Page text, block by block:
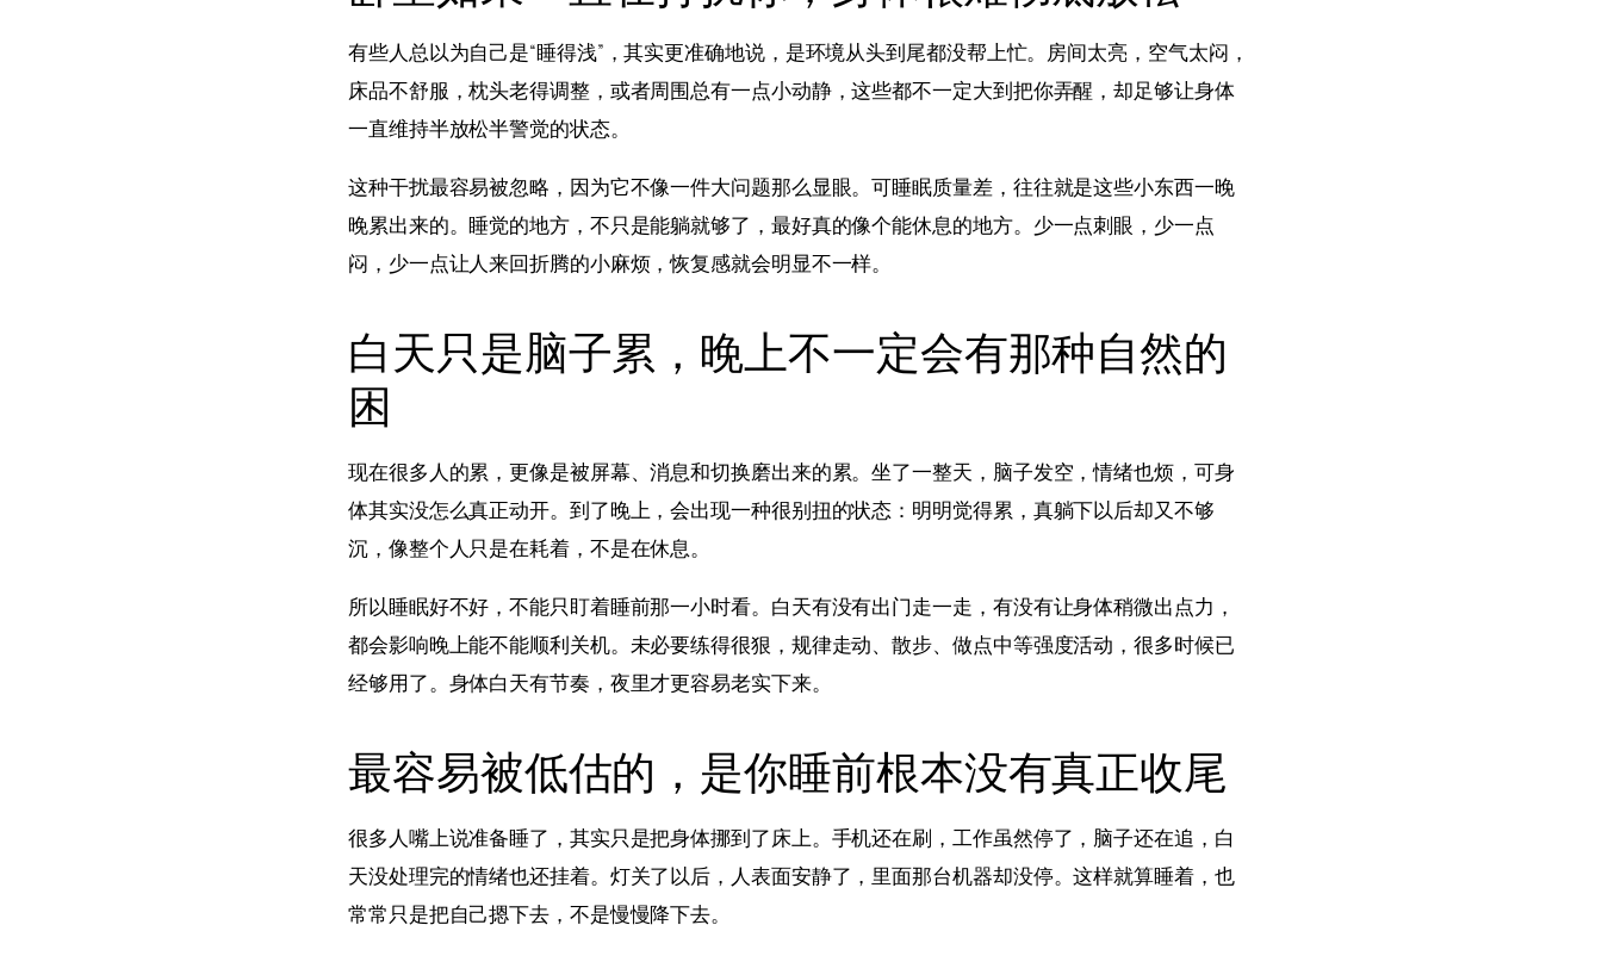
有些人总以为自己是“睡得浅”，其实更准确地说，是环境从头到尾都没帮上忙。房间太亮，空气太闷，
床品不舒服，枕头老得调整，或者周围总有一点小动静，这些都不一定大到把你弄醒，却足够让身体
一直维持半放松半警觉的状态。
这种干扰最容易被忽略，因为它不像一件大问题那么显眼。可睡眠质量差，往往就是这些小东西一晚
晚累出来的。睡觉的地方，不只是能躺就够了，最好真的像个能休息的地方。少一点刺眼，少一点
闷，少一点让人来回折腾的小麻烦，恢复感就会明显不一样。
白天只是脑子累，晚上不一定会有那种自然的
困
现在很多人的累，更像是被屏幕、消息和切换磨出来的累。坐了一整天，脑子发空，情绪也烦，可身
体其实没怎么真正动开。到了晚上，会出现一种很别扭的状态：明明觉得累，真躺下以后却又不够
沉，像整个人只是在耗着，不是在休息。
所以睡眠好不好，不能只盯着睡前那一小时看。白天有没有出门走一走，有没有让身体稍微出点力，
都会影响晚上能不能顺利关机。未必要练得很狠，规律走动、散步、做点中等强度活动，很多时候已
经够用了。身体白天有节奏，夜里才更容易老实下来。
最容易被低估的，是你睡前根本没有真正收尾
很多人嘴上说准备睡了，其实只是把身体挪到了床上。手机还在刷，工作虽然停了，脑子还在追，白
天没处理完的情绪也还挂着。灯关了以后，人表面安静了，里面那台机器却没停。这样就算睡着，也
常常只是把自己摁下去，不是慢慢降下去。